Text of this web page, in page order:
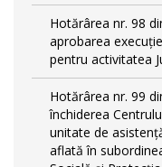
Hotărârea nr. 98
aprobarea
pentru activitatea
Hotărârea nr. 99
închiderea
unitate de
aflată în